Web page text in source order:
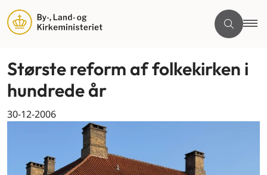
Største reform af folkekirken i
hundrede år
30-12-2006